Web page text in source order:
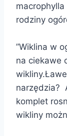
rodziny
”Wiklina w
na ciekawe
narzędzia?
komplet
wikliny